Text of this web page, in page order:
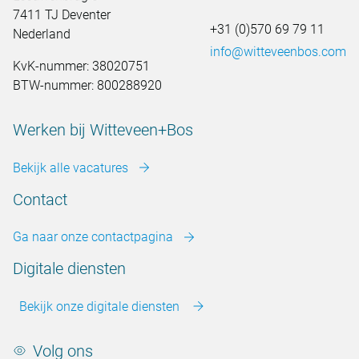
7411 TJ Deventer
Nederland
KvK-nummer: 38020751
BTW-nummer: 800288920
+31 (0)570 69 79 11
info@witteveenbos.com
Werken bij Witteveen+Bos
Bekijk alle vacatures
Contact
Ga naar onze contactpagina
Digitale diensten
Bekijk onze digitale diensten
Volg ons